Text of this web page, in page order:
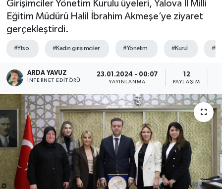
Girişimciler Yönetim Kurulu üyeleri, Yalova İl Milli
Eğitim Müdürü Halil İbrahim Akmeşe’ye ziyaret
gerçekleştirdi.
#Ytso #Kadın girişimciler #Yönetim #Kurul
ARDA YAVUZ
İNTERNET EDITÖRÜ
23.01.2024 - 00:07
YAYINLANMA
12
PAYLAŞIM
SPOR
ULUSAL
İLÇELERİMİZ
RESMİ İLAN